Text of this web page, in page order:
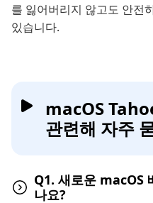
를 잃어버리지 않고도 안전
있습니다.
macOS
관련해 자주
Q1. 새로운 macOS
나요?